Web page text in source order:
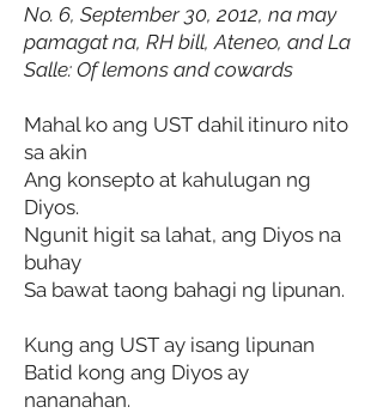
No. 6, September 30, 2012, na may
pamagat na, RH bill, Ateneo, and La
Salle: Of lemons and cowards
Mahal ko ang UST dahil itinuro nito
sa akin
Ang konsepto at kahulugan ng
Diyos.
Ngunit higit sa lahat, ang Diyos na
buhay
Sa bawat taong bahagi ng lipunan.
Kung ang UST ay isang lipunan
Batid kong ang Diyos ay
nananahan.